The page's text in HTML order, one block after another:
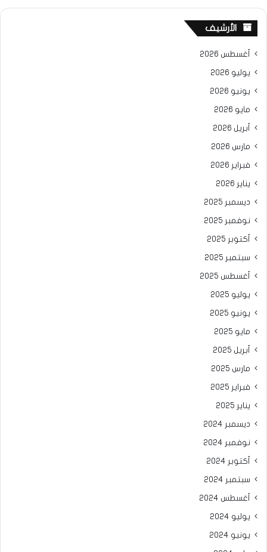
الأرشيف
أغسطس 2026
يوليو 2026
يونيو 2026
مايو 2026
أبريل 2026
مارس 2026
فبراير 2026
يناير 2026
ديسمبر 2025
نوفمبر 2025
أكتوبر 2025
سبتمبر 2025
أغسطس 2025
يوليو 2025
يونيو 2025
مايو 2025
أبريل 2025
مارس 2025
فبراير 2025
يناير 2025
ديسمبر 2024
نوفمبر 2024
أكتوبر 2024
سبتمبر 2024
أغسطس 2024
يوليو 2024
يونيو 2024